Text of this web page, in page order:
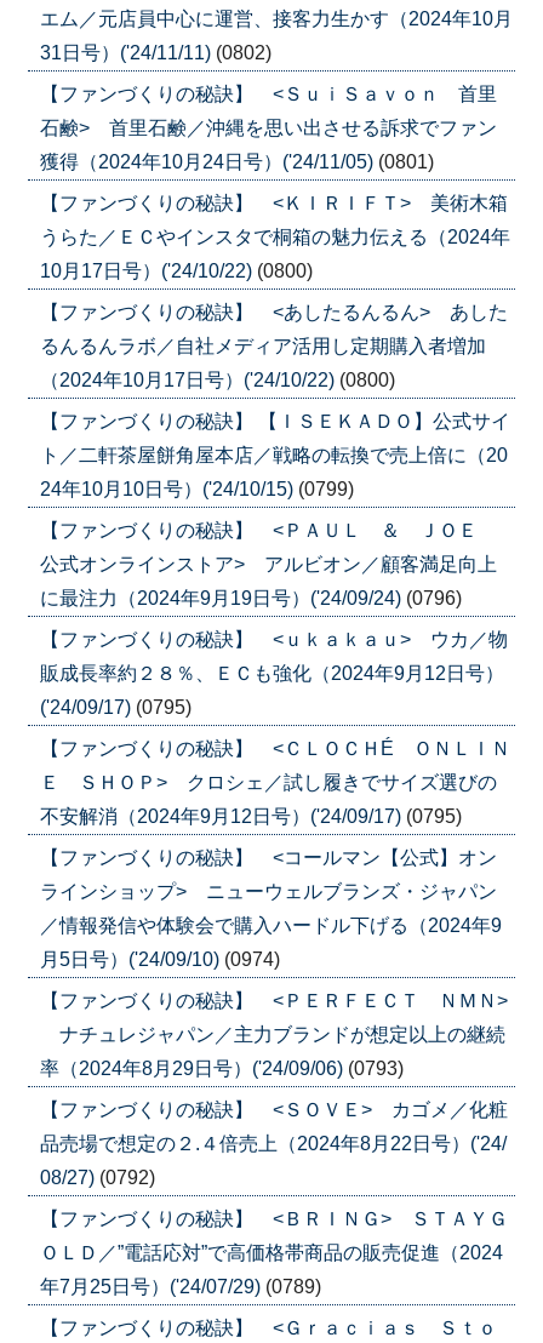
エム／元店員中心に運営、接客力生かす（2024年10月
31日号）('24/11/11) (0802)
【ファンづくりの秘訣】 <ＳｕｉＳａｖｏｎ 首里
石鹸> 首里石鹸／沖縄を思い出させる訴求でファン
獲得（2024年10月24日号）('24/11/05) (0801)
【ファンづくりの秘訣】 <ＫＩＲＩＦＴ> 美術木箱
うらた／ＥＣやインスタで桐箱の魅力伝える（2024年
10月17日号）('24/10/22) (0800)
【ファンづくりの秘訣】 <あしたるんるん> あした
るんるんラボ／自社メディア活用し定期購入者増加
（2024年10月17日号）('24/10/22) (0800)
【ファンづくりの秘訣】 【ＩＳＥＫＡＤＯ】公式サイ
ト／二軒茶屋餅角屋本店／戦略の転換で売上倍に（20
24年10月10日号）('24/10/15) (0799)
【ファンづくりの秘訣】 <ＰＡＵＬ ＆ ＪＯＥ
公式オンラインストア> アルビオン／顧客満足向上
に最注力（2024年9月19日号）('24/09/24) (0796)
【ファンづくりの秘訣】 <ｕｋａｋａｕ> ウカ／物
販成長率約２８％、ＥＣも強化（2024年9月12日号）
('24/09/17) (0795)
【ファンづくりの秘訣】 <ＣＬＯＣＨÉ ＯＮＬＩＮ
Ｅ ＳＨＯＰ> クロシェ／試し履きでサイズ選びの
不安解消（2024年9月12日号）('24/09/17) (0795)
【ファンづくりの秘訣】 <コールマン【公式】オン
ラインショップ> ニューウェルブランズ・ジャパン
／情報発信や体験会で購入ハードル下げる（2024年9
月5日号）('24/09/10) (0974)
【ファンづくりの秘訣】 <ＰＥＲＦＥＣＴ ＮＭＮ>
ナチュレジャパン／主力ブランドが想定以上の継続
率（2024年8月29日号）('24/09/06) (0793)
【ファンづくりの秘訣】 <ＳＯＶＥ> カゴメ／化粧
品売場で想定の２.４倍売上（2024年8月22日号）('24/
08/27) (0792)
【ファンづくりの秘訣】 <ＢＲＩＮＧ> ＳＴＡＹＧ
ＯＬＤ／”電話応対”で高価格帯商品の販売促進（2024
年7月25日号）('24/07/29) (0789)
【ファンづくりの秘訣】 <Ｇｒａｃｉａｓ Ｓｔｏ